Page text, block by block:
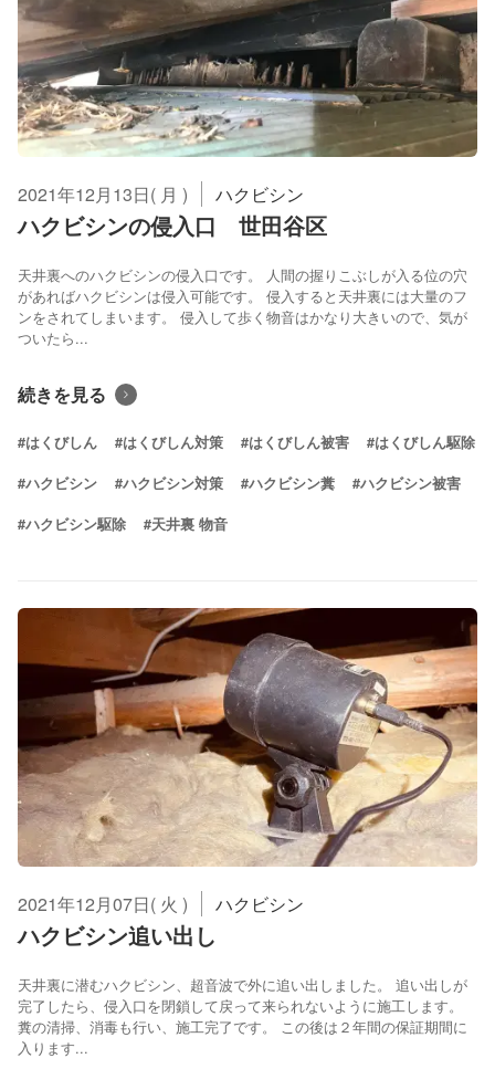
2021年12月13日( 月 ) ハクビシン
ハクビシンの侵入口 世田谷区
天井裏へのハクビシンの侵入口です。 人間の握りこぶしが入る位の穴
があればハクビシンは侵入可能です。 侵入すると天井裏には大量のフ
ンをされてしまいます。 侵入して歩く物音はかなり大きいので、気が
ついたら...
続きを見る
#はくびしん #はくびしん対策 #はくびしん被害 #はくびしん駆除
#ハクビシン #ハクビシン対策 #ハクビシン糞 #ハクビシン被害
#ハクビシン駆除 #天井裏 物音
2021年12月07日( 火 ) ハクビシン
ハクビシン追い出し
天井裏に潜むハクビシン、超音波で外に追い出しました。 追い出しが
完了したら、侵入口を閉鎖して戻って来られないように施工します。
糞の清掃、消毒も行い、施工完了です。 この後は２年間の保証期間に
入ります...